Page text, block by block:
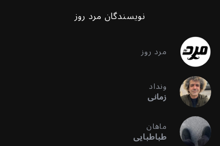
نویسندگان مرد روز
مرد روز
ونداد
زمانی
ماهان
طباطبایی